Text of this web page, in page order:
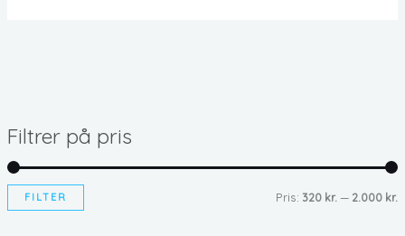
Filtrer på pris
FILTER Pris: 320 kr. — 2.000 kr.